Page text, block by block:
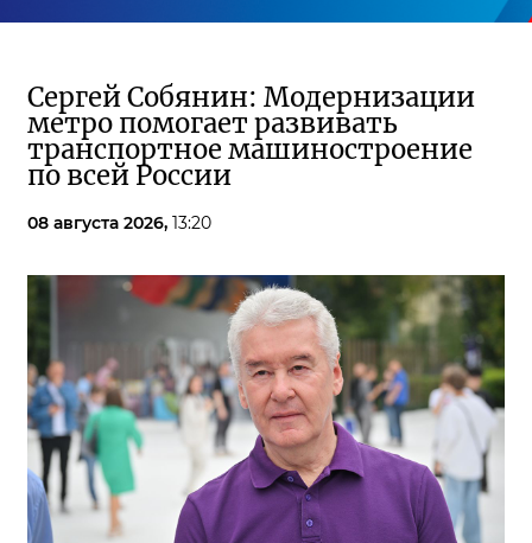
Сергей Собянин: Модернизации
метро помогает развивать
транспортное машиностроение
по всей России
08 августа 2026, 13:20